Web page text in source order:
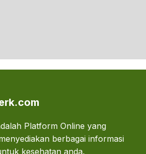
Platform Online yang
berbagai informasi
kesehatan anda.